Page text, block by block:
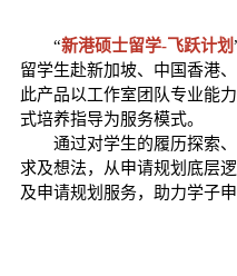
“新港硕士留学-飞跃计划
留学生赴新加坡、中国香港
此产品以工作室团队专业能
式培养指导为服务模式。
通过对学生的履历探索、
求及想法，从申请规划底层
及申请规划服务，助力学子